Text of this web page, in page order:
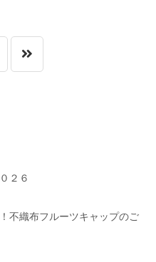
２６
不織布フルーツキャップのご